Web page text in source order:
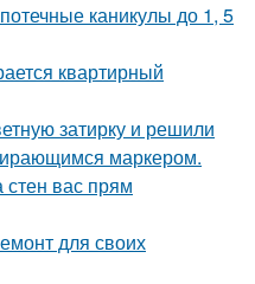
каникулы до 1, 5
квартирный
затирку и решили
маркером.
стен вас прям
для своих